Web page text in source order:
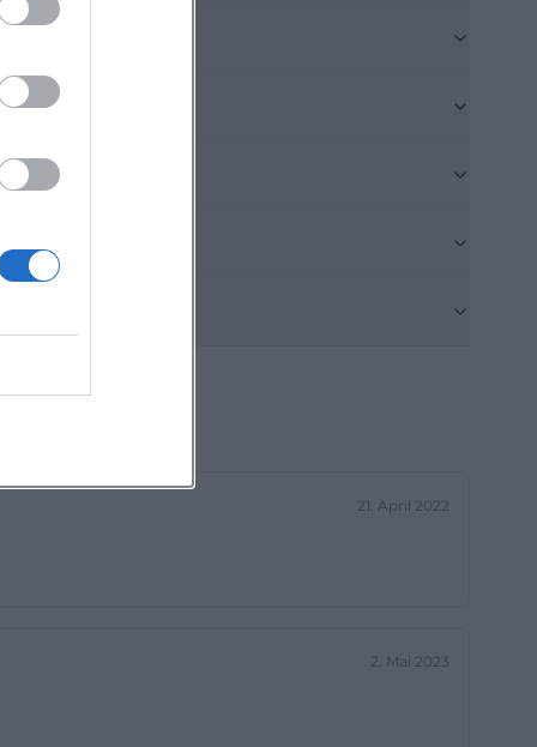
(PLS) zeigt in
sich bereits
die erste
2,00 € in
die Georg-
bieten
gelöst
– wer nur
21. April 2022
2. Mai 2023